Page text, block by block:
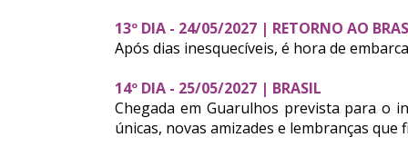
13º DIA - 24/05/2027 | RETORNO AO
Após dias inesquecíveis, é hora de
14º DIA - 25/05/2027 | BRASIL
Chegada em Guarulhos prevista para o
únicas, novas amizades e lembranças que